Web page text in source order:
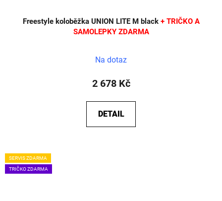
Freestyle koloběžka UNION LITE M black + TRIČKO A
SAMOLEPKY ZDARMA
Na dotaz
2 678 Kč
DETAIL
SERVIS ZDARMA
TRIČKO ZDARMA